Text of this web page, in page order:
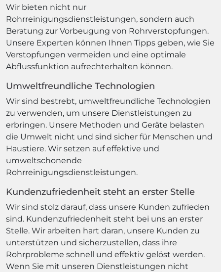
Wir bieten nicht nur
Rohrreinigungsdienstleistungen, sondern auch
Beratung zur Vorbeugung von Rohrverstopfungen.
Unsere Experten können Ihnen Tipps geben, wie Sie
Verstopfungen vermeiden und eine optimale
Abflussfunktion aufrechterhalten können.
Umweltfreundliche Technologien
Wir sind bestrebt, umweltfreundliche Technologien
zu verwenden, um unsere Dienstleistungen zu
erbringen. Unsere Methoden und Geräte belasten
die Umwelt nicht und sind sicher für Menschen und
Haustiere. Wir setzen auf effektive und
umweltschonende
Rohrreinigungsdienstleistungen.
Kundenzufriedenheit steht an erster Stelle
Wir sind stolz darauf, dass unsere Kunden zufrieden
sind. Kundenzufriedenheit steht bei uns an erster
Stelle. Wir arbeiten hart daran, unsere Kunden zu
unterstützen und sicherzustellen, dass ihre
Rohrprobleme schnell und effektiv gelöst werden.
Wenn Sie mit unseren Dienstleistungen nicht